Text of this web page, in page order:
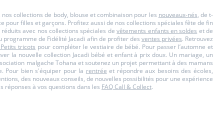
collections de body, blouse et combinaison pour les nouveaux-nés, de t-
pour filles et garçons. Profitez aussi de nos collections spéciales fête de fin
avec nos collections spéciales devêtements enfants en soldes et de
de Fidélité Jacadi afin de profiter des ventes privées. Retrouvez
tricots pour compléter le vestiaire de bébé. Pour passer l’automne et
la nouvelle collection Jacadi bébé et enfant à prix doux. Un mariage, un
malgache Tohana et soutenez un projet permettant à des mamans
Pour bien s'équiper pour la rentrée et répondre aux besoins des écoles,
des nouveaux conseils, de nouvelles possibilités pour une expérience
réponses à vos questions dans les FAQ Call & Collect.